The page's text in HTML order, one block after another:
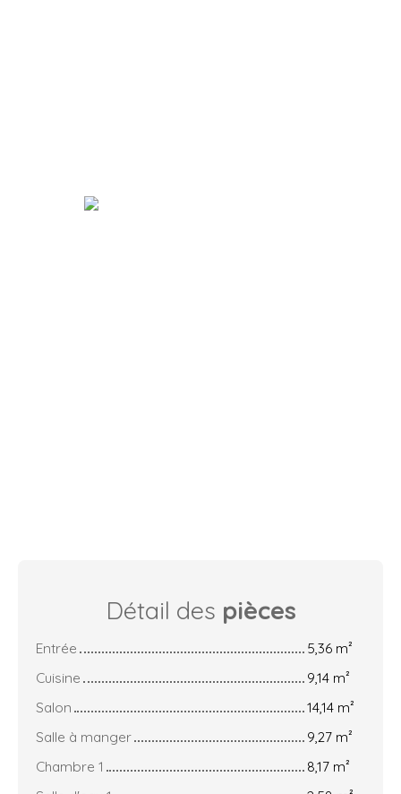
Détail des pièces
Entrée
5,36 m²
Cuisine
9,14 m²
Salon
14,14 m²
Salle à manger
9,27 m²
Chambre 1
8,17 m²